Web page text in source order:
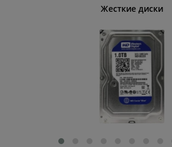
Жесткие диски